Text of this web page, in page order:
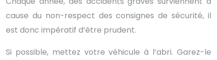
cause du non-respect des consignes de sécurité, il
est donc impératif d’être prudent.
Si possible, mettez votre véhicule à l’abri. Garez-le